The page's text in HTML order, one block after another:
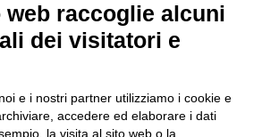
su tutte le novità.
web raccoglie alcuni
dei visitatori e
e i nostri partner utilizziamo i cookie e
accedere ed elaborare i dati
la visita al sito web o la